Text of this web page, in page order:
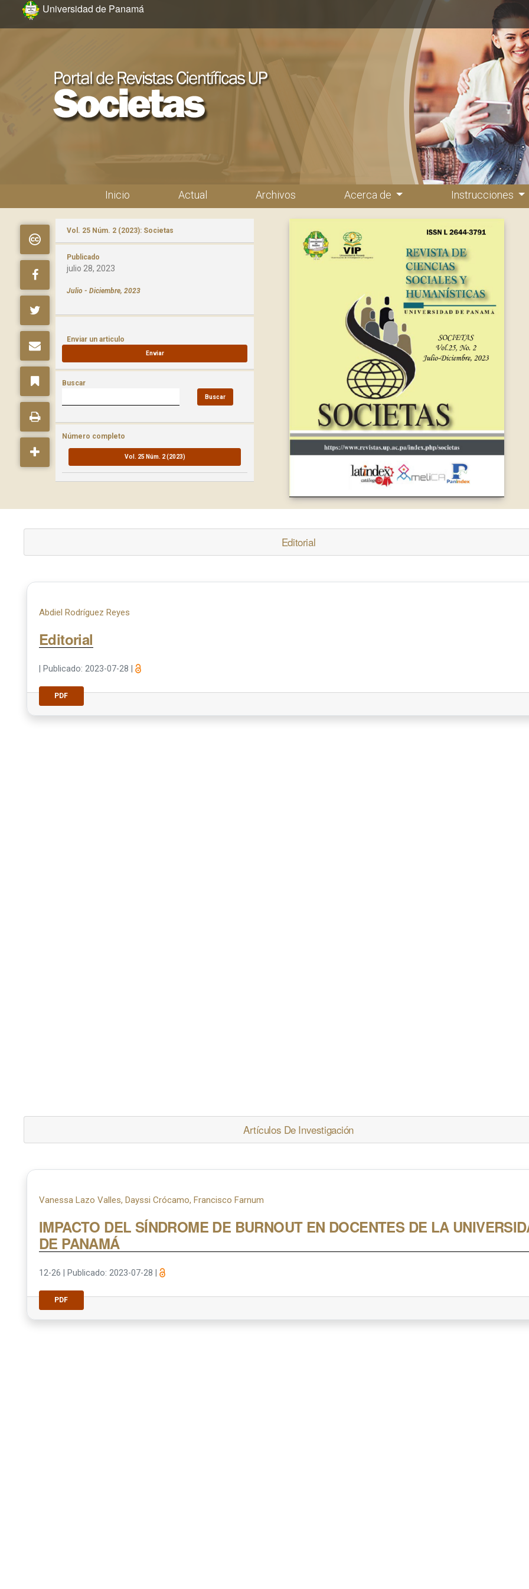
Ir al menú de navegación principal
Ir al contenido principal
Ir al pie de página del sitio
Universidad de Panamá
Menú principal
Inicio Actual Archivos Acerca de Instrucciones
Vol. 25 Núm. 2 (2023): Societas
Publicado
julio 28, 2023
Julio - Diciembre, 2023
Enviar un articulo
Enviar
Buscar
Buscar
Número completo
Vol. 25 Núm. 2 (2023)
Editorial
Abdiel Rodríguez Reyes
Editorial
Publicado: 2023-07-28
PDF
Artículos De Investigación
Vanessa Lazo Valles, Dayssi Crócamo, Francisco Farnum
IMPACTO DEL SÍNDROME DE BURNOUT EN DOCENTES DE LA
DE PANAMÁ
12-26 Publicado: 2023-07-28
PDF